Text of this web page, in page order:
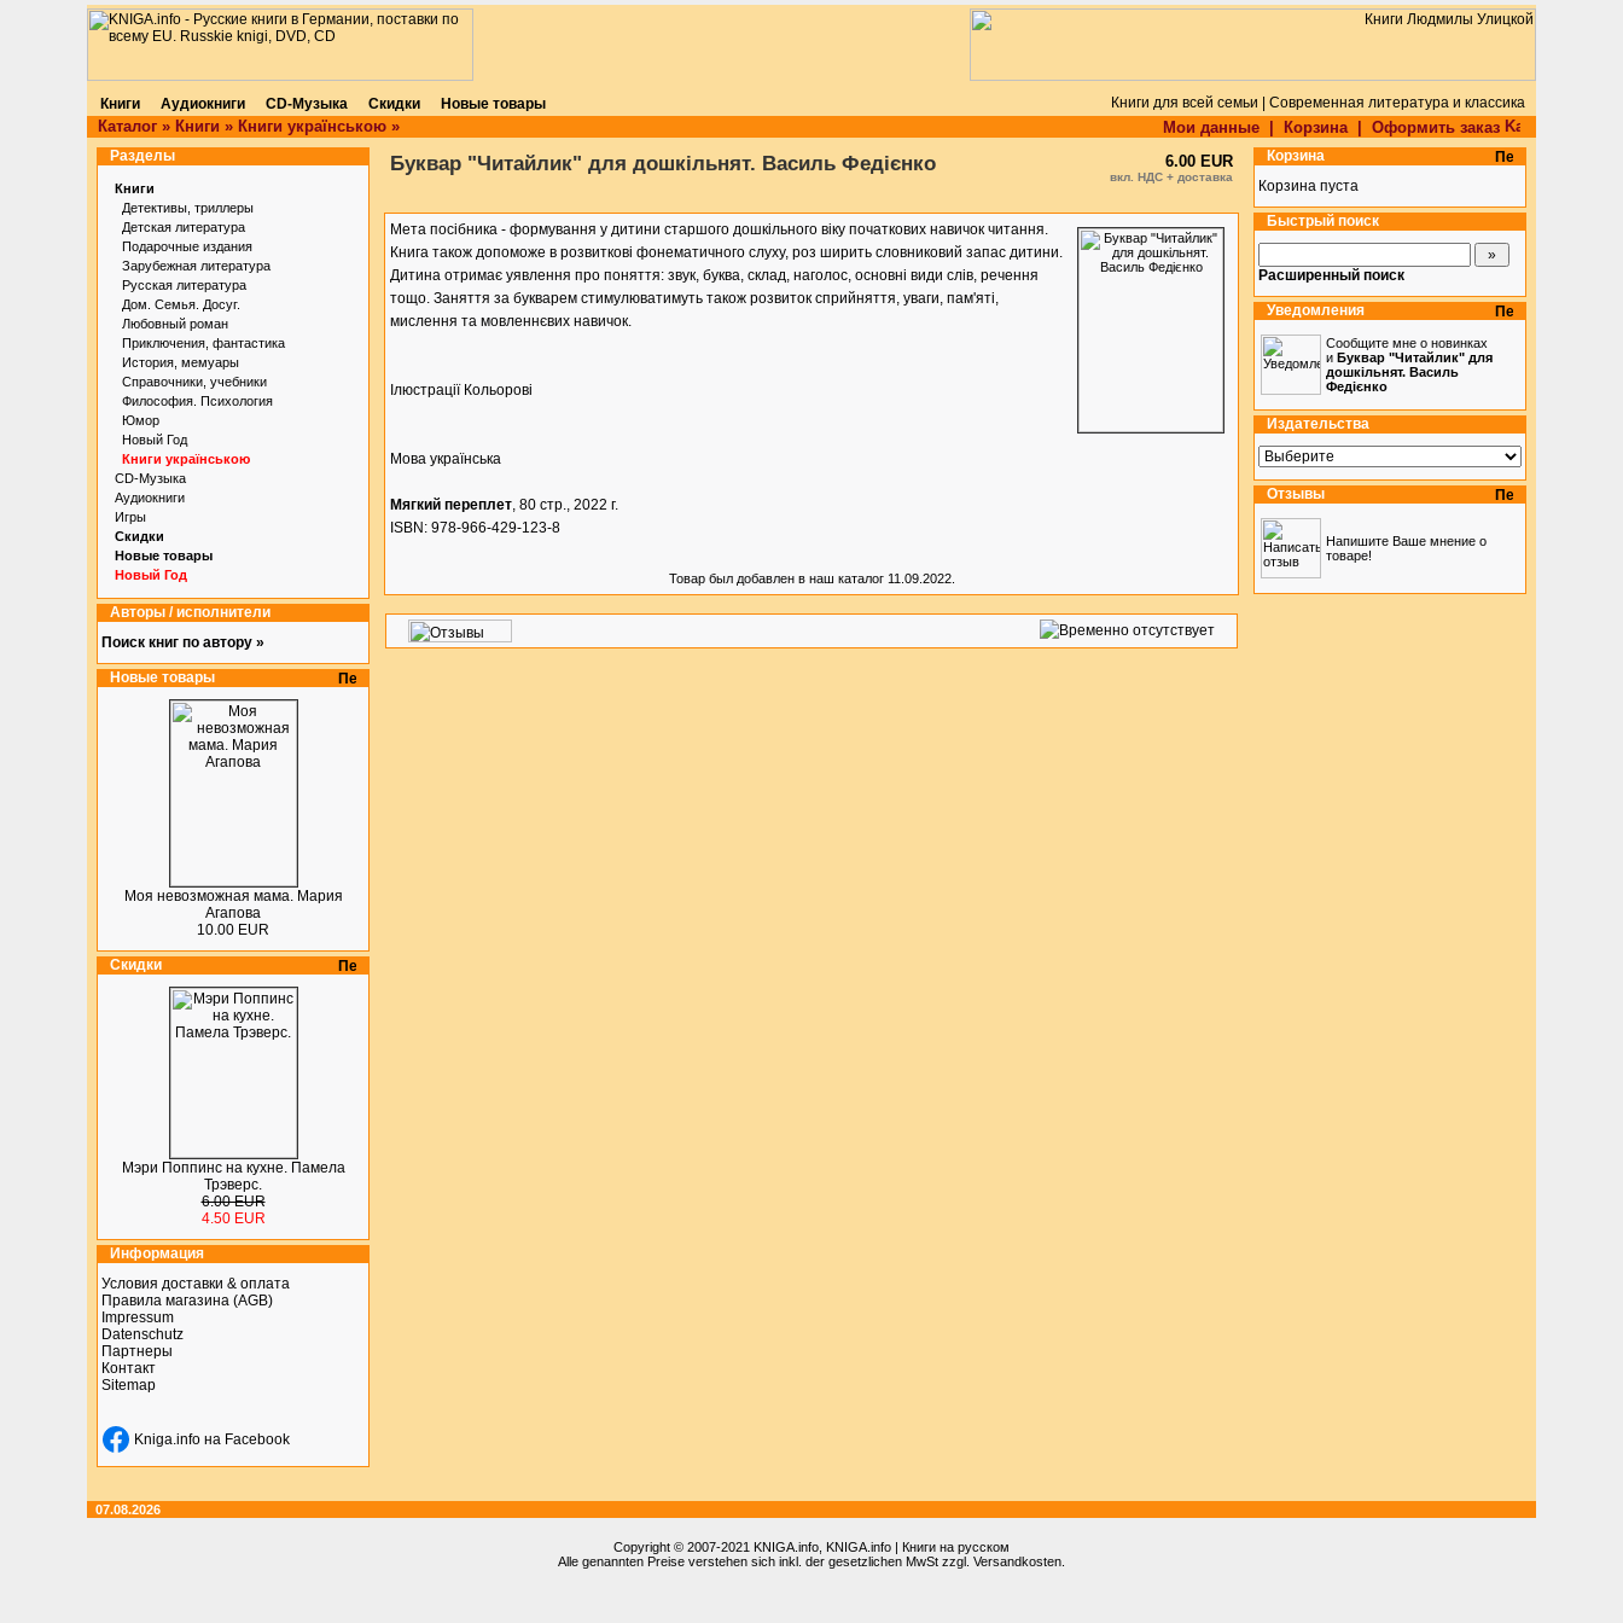
Книги Аудиокниги CD-Музыка Скидки Новые товары Книги для всей семьи | Современная литература и классика
Каталог » Книги » Книги українською » Мои данные Корзина| Оформить заказ
Разделы
Книги
Детективы, триллеры
Детская литература
Подарочные издания
Зарубежная литература
Русская литература
Дом. Семья. Досуг.
Любовный роман
Приключения, фантастика
История, мемуары
Справочники, учебники
Философия. Психология
Юмор
Новый Год
Книги українською
CD-Музыка
Аудиокниги
Игры
Скидки
Новые товары
Новый Год
Авторы / исполнители
Поиск книг по автору »
Новые товары
Моя невозможная мама. Мария
Агапова
10.00 EUR
Скидки
Мэри Поппинс на кухне. Памела
Трэверс.
6.00 EUR
4.50 EUR
Информация
Условия доставки & оплата
Правила магазина (AGB)
Impressum
Datenschutz
Партнеры
Контакт
Sitemap
Kniga.info на Facebook
Буквар "Читайлик" для дошкільнят. Василь Федієнко 6.00 EUR
вкл. НДС + доставка
Мета посібника - формування у дитини старшого дошкільного віку початкових навичок читання.
Книга також допоможе в розвиткові фонематичного слуху, роз ширить словниковий запас дитини.
Дитина отримає уявлення про поняття: звук, буква, склад, наголос, основні види слів, речення
тощо. Заняття за букварем стимулюватимуть також розвиток сприйняття, уваги, пам'яті,
мислення та мовленнєвих навичок.
Ілюстрації Кольорові
Мова українська
Мягкий переплет, 80 стр., 2022 г.
ISBN: 978-966-429-123-8
Товар был добавлен в наш каталог 11.09.2022.
Корзина
Корзина пуста
Быстрый поиск
Расширенный поиск
Уведомления
Сообщите мне о новинках
и Буквар "Читайлик" для
дошкільнят. Василь
Федієнко
Издательства
Отзывы
Напишите Ваше мнение о
товаре!
07.08.2026
Copyright © 2007-2021 KNIGA.info , KNIGA.info | Книги на русском
Alle genannten Preise verstehen sich inkl. der gesetzlichen MwSt zzgl. Versandkosten.